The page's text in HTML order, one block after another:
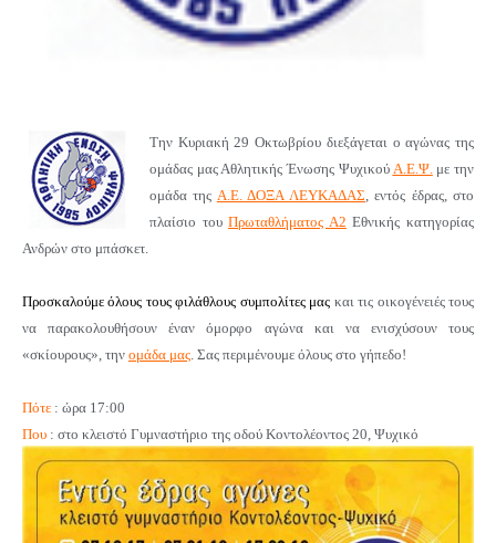
Την Κυριακή 29 Οκτωβρίου διεξάγεται ο αγώνας της
ομάδας μας Αθλητικής Ένωσης Ψυχικού Α.Ε.Ψ. με την
ομάδα της Α.Ε. ΔΟΞΑ ΛΕΥΚΑΔΑΣ ,εντός έδρας,στο
πλαίσιο τουΠρωταθλήματος Α2 Εθνικής κατηγορίας
Ανδρών στο μπάσκετ.
Προσκαλούμε όλους τους φιλάθλους συμπολίτες μας και τις οικογένειές τους
να παρακολουθήσουν έναν όμορφο αγώνα και να ενισχύσουν τους
«σκίουρους», την ομάδα μας . Σας περιμένουμε όλους στο γήπεδο!
Πότε : ώρα 17:00
Που : στο κλειστό Γυμναστήριο της οδού Κοντολέοντος 20, Ψυχικό